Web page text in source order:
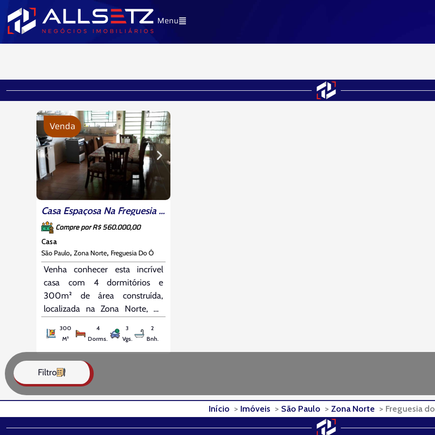
para
Menu
Casa Espaçosa Na Freguesia Do Ó
Compre por R$ 560.000,00
Casa
São Paulo, Zona Norte, Freguesia Do Ó
Venha conhecer esta incrível
casa com 4 dormitórios e
300m² de área construída,
localizada na Zona Norte, no
está situado em um terreno de
área de churrasqueira com
capacidade para até 50 pessoas,
perfeita para receber amigos e
familiares.
Venda
300
M²
4
Dorms.
3
Vgs.
2
Bnh.
Filtro
Início Imóveis São Paulo Zona Norte Freguesia